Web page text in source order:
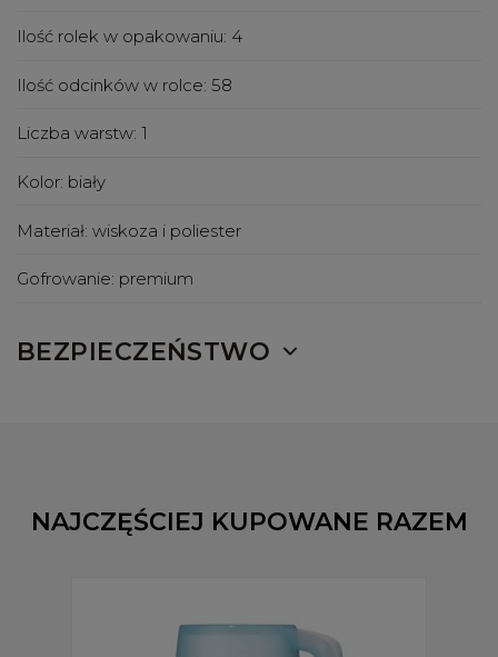
Ilość rolek w opakowaniu: 4
Ilość odcinków w rolce: 58
Liczba warstw: 1
Kolor: biały
Materiał: wiskoza i poliester
Gofrowanie: premium
BEZPIECZEŃSTWO
NAJCZĘŚCIEJ KUPOWANE RAZEM